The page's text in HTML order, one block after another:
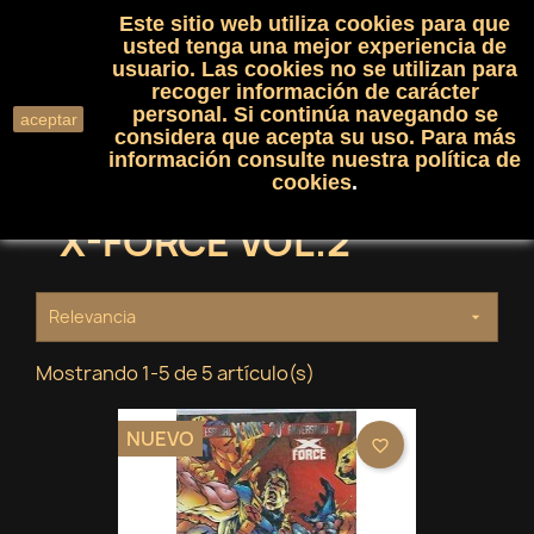
shopping_cart(0)

search
X-FORCE VOL.2
Relevancia 
Mostrando 1-5 de 5 artículo(s)
NUEVO favorite_border
aceptar
Este sitio web utiliza cookies para que
usted tenga una mejor experiencia de
usuario. Las cookies no se utilizan para
recoger información de carácter
personal. Si continúa navegando se
considera que acepta su uso. Para más
información consulte nuestra política de
cookies.